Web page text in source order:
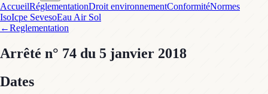
AccueilRéglementationDroit environnementConformitéNormes
IsoIcpe SevesoEau Air Sol
←Reglementation
Arrêté n° 74 du 5 janvier 2018
Dates